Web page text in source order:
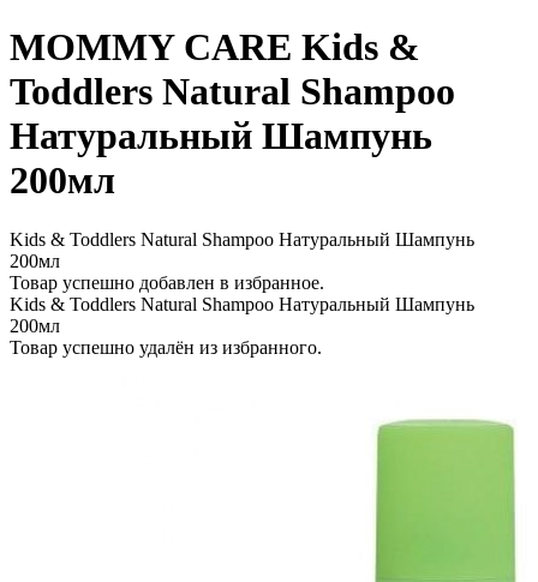
MOMMY CARE Kids &
Toddlers Natural Shampoo
Натуральный Шампунь
200мл
Kids & Toddlers Natural Shampoo Натуральный Шампунь
200мл
Товар успешно добавлен в избранное.
Kids & Toddlers Natural Shampoo Натуральный Шампунь
200мл
Товар успешно удалён из избранного.